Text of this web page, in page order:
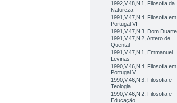
1992,V.48,N.1, Filosofia da
Natureza
1991,V.47,N.4, Filosofia em
Portugal VI
1991,V.47,N.3, Dom Duarte
1991,V.47,N.2, Antero de
Quental
1991,V.47,N.1, Emmanuel
Levinas
1990,V.46,N.4, Filosofia em
Portugal V
1990,V.46,N.3, Filosofia e
Teologia
1990,V.46,N.2, Filosofia e
Educação